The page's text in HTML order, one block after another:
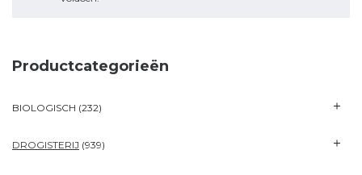
Productcategorieën
BIOLOGISCH (232)
DROGISTERIJ (939)